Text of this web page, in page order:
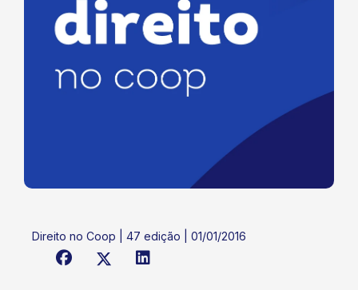
Direito no Coop | 47 edição | 01/01/2016